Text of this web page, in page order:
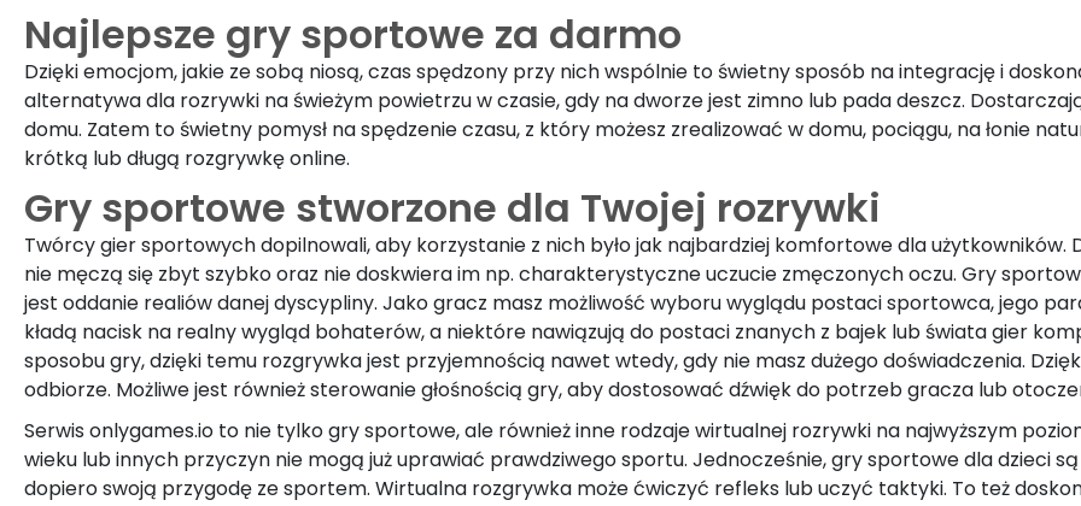
Najlepsze gry sportowe za darmo
Dzięki emocjom, jakie ze sobą niosą, czas spędzony przy nich wspólnie to świetny sposób na integrację i
alternatywa dla rozrywki na świeżym powietrzu w czasie, gdy na dworze jest zimno lub pada deszcz.
domu. Zatem to świetny pomysł na spędzenie czasu, z który możesz zrealizować w domu, pociągu, na łonie
krótką lub długą rozgrywkę online.
Gry sportowe stworzone dla Twojej rozrywki
Twórcy gier sportowych dopilnowali, aby korzystanie z nich było jak najbardziej komfortowe dla użytkowników.
nie męczą się zbyt szybko oraz nie doskwiera im np. charakterystyczne uczucie zmęczonych oczu. Gry
jest oddanie realiów danej dyscypliny. Jako gracz masz możliwość wyboru wyglądu postaci sportowca, jego
kładą nacisk na realny wygląd bohaterów, a niektóre nawiązują do postaci znanych z bajek lub świata gier
sposobu gry, dzięki temu rozgrywka jest przyjemnością nawet wtedy, gdy nie masz dużego doświadczenia.
odbiorze. Możliwe jest również sterowanie głośnością gry, aby dostosować dźwięk do potrzeb gracza lub
Serwis onlygames.io to nie tylko gry sportowe, ale również inne rodzaje wirtualnej rozrywki na najwyższym
wieku lub innych przyczyn nie mogą już uprawiać prawdziwego sportu. Jednocześnie, gry sportowe dla dzieci
dopiero swoją przygodę ze sportem. Wirtualna rozgrywka może ćwiczyć refleks lub uczyć taktyki. To też